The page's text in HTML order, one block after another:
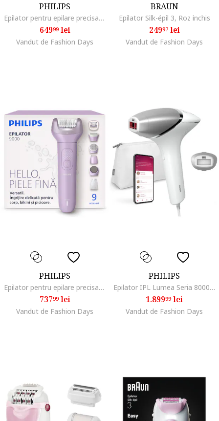
PHILIPS
Epilator pentru epilare precisa, Roz nisipiu
64999lei
Vandut de Fashion Days
BRAUN
Epilator Silk-épil 3, Roz inchis
24997lei
Vandut de Fashion Days
PHILIPS
Epilator pentru epilare precisa, Violet
73799lei
Vandut de Fashion Days
PHILIPS
Epilator IPL Lumea Seria 8000, Senzor Smartskin, tehnologie SenseIQ, utilizare cu fir, 450.000 impusuri, Argintiu/Alb lucios
1.89999lei
Vandut de Fashion Days